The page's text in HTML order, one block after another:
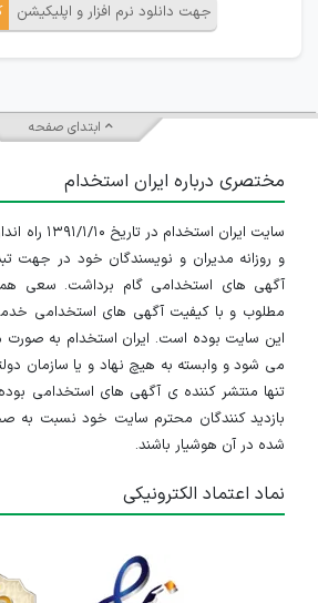
جهت دانلود نرم افزار و اپلیکیشن
ابتدای صفحه
مختصری درباره ایران استخدام
سایت ایران
و روزانه مدیران و نویسندگان خود در جهت
آگهی های استخدامی گام برداشت. سعی
مطلوب و با کیفیت آگهی های استخدامی
این سایت بوده است. ایران استخدام به
می شود و وابسته به هیچ نهاد و یا سازمان
تنها منتشر کننده ی آگهی های استخدامی بوده
بازدید کنندگان محترم سایت خود نسبت به
شده در آن هوشیار باشند.
نماد اعتماد الکترونیکی